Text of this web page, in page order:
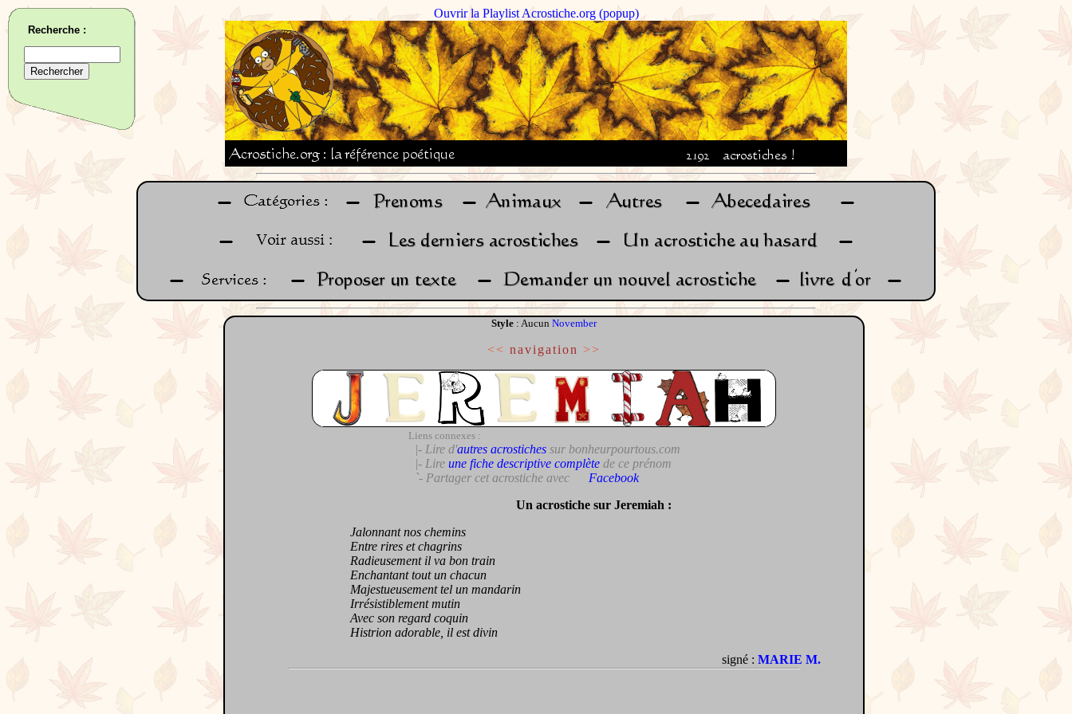
Ouvrir la Playlist Acrostiche.org (popup)
Style : Aucun November
<< navigation >>
Liens connexes :
|- Lire d'autres acrostichessur bonheurpourtous.com
|- Lire une fiche descriptive complètede ce prénom
`- Partager cet acrostiche avec
Facebook
Un acrostiche sur Jeremiah :
Jalonnant nos chemins
Entre rires et chagrins
Radieusement il va bon train
Enchantant tout un chacun
Majestueusement tel un mandarin
Irrésistiblement mutin
Avec son regard coquin
Histrion adorable, il est divin
signé : MARIE M.
Recherche :